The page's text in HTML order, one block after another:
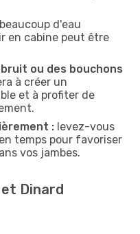
d'eau
en cabine peut être
ou des bouchons
à créer un
et à profiter de
: levez-vous
temps pour favoriser
vos jambes.
Dinard